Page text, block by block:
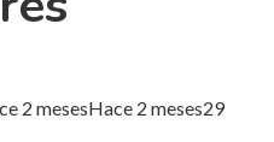
2 mesesHace 2 meses29